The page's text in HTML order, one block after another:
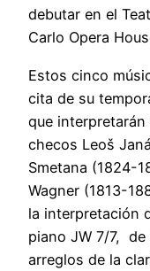
debutar en el
Carlo Opera
Estos cinco
cita de su
que
checos Leoš
Smetana (1824-
Wagner (1813-
la interpretación
piano JW 7/7,
arreglos de la